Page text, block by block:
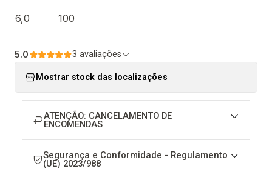
6,0 100
5.0 3 avaliações
Mostrar stock das localizações
ATENÇÃO: CANCELAMENTO DE
ENCOMENDAS
Segurança e Conformidade - Regulamento
(UE) 2023/988